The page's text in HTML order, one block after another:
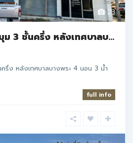
23
ม 3 ชั้นครึ่ง หลังเทศบาลบ...
รึ่ง หลังเทศบาลบางพระ 4 นอน 3 น้ำ
full info